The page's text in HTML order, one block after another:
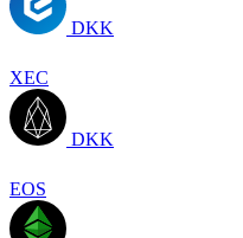
DKK
XEC
DKK
EOS